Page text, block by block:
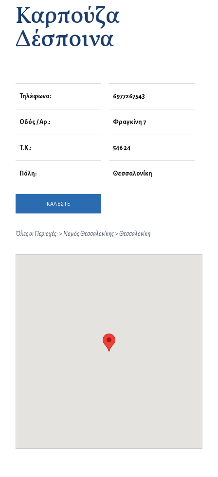
Καρπούζα
Δέσποινα
Τηλέφωνο: 6977267543
Οδός / Αρ.: Φραγκίνη 7
Τ.Κ.: 546 24
Πόλη: Θεσσαλονίκη
ΚΑΛΕΣΤΕ
Όλες οι Περιοχές:> Νομός Θεσσαλονίκης>Θεσσαλονίκη